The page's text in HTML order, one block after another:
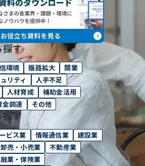
探す
環境 販路拡大
開業
リティ
人手不足
人材育成
補助金活用
金調達 その他
探す
ビス業 情報通信業
建設業
卸売・小売業
不動産業
業・保険業